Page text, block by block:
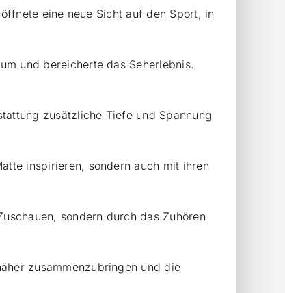
eine neue Sicht auf den Sport, in
und bereicherte das Seherlebnis.
zusätzliche Tiefe und Spannung
inspirieren, sondern auch mit ihren
sondern durch das Zuhören
zusammenzubringen und die